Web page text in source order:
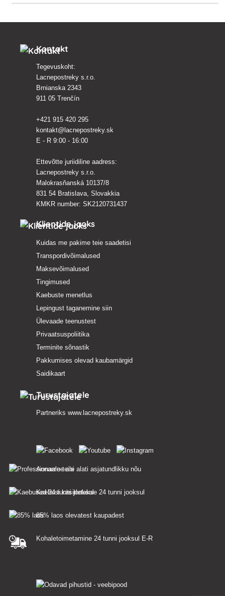
Kontakt
Tegevuskoht:
Lacnepostreky s.r.o.
Brnianska 2343
911 05 Trenčín
+421 915 420 295
kontakt@lacnepostreky.sk
E - R 9:00 - 16:00
Ettevõtte juriidiline aadress:
Lacnepostreky s.r.o.
Malokrasňanská 10137/8
831 54 Bratislava, Slovakkia
KMKR number: SK2120731437
Klientide jaoks
Kuidas me pakime teie saadetisi
Transpordivõimalused
Maksevõimalused
Tingimused
Kaebuste menetlus
Lepingust taganemine siin
Ülevaade teenustest
Privaatsuspoliitika
Terminite sõnastik
Pakkumises olevad kaubamärgid
Saidikaart
Turustajatele
Partneriks www.lacnepostreky.sk
Anname teile alati asjatundlikku nõu
Kaebusi käsitletakse 24 tunni jooksul
85% laos olevatest kaupadest
Kohaletoimetamine 24 tunni jooksul E-R